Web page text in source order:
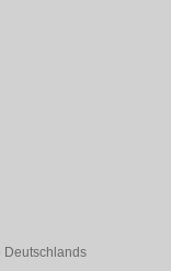
Deutschlands